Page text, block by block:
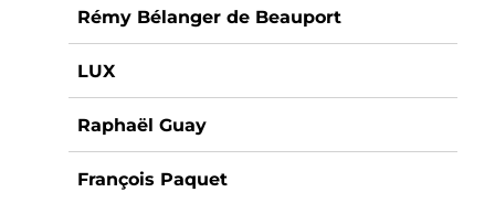
Rémy Bélanger de Beauport
LUX
Raphaël Guay
François Paquet